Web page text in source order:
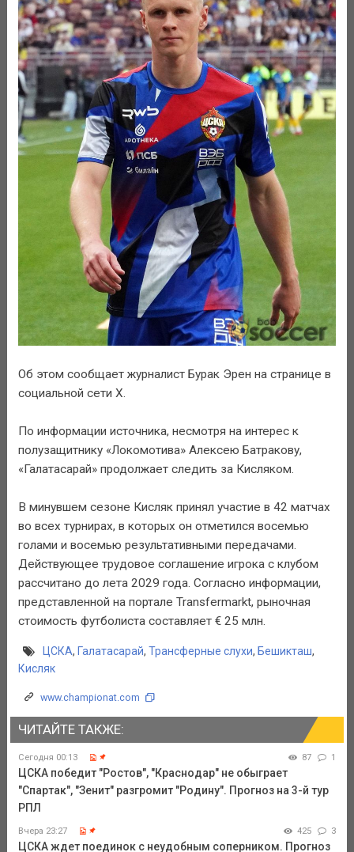
Об этом сообщает журналист Бурак Эрен на странице в
социальной сети X.
По информации источника, несмотря на интерес к
полузащитнику «Локомотива» Алексею Батракову,
«Галатасарай» продолжает следить за Кисляком.
В минувшем сезоне Кисляк принял участие в 42 матчах
во всех турнирах, в которых он отметился восемью
голами и восемью результативными передачами.
Действующее трудовое соглашение игрока с клубом
рассчитано до лета 2029 года. Согласно информации,
представленной на портале Transfermarkt, рыночная
стоимость футболиста составляет € 25 млн.
ЦСКА, Галатасарай, Трансферные слухи, Бешикташ,
Кисляк
www.championat.com
ЧИТАЙТЕ ТАКЖЕ:
Сегодня 00:13 87 1
ЦСКА победит "Ростов", "Краснодар" не обыграет
"Спартак", "Зенит" разгромит "Родину". Прогноз на 3-й тур
РПЛ
Вчера 23:27 425 3
ЦСКА ждет поединок с неудобным соперником. Прогноз